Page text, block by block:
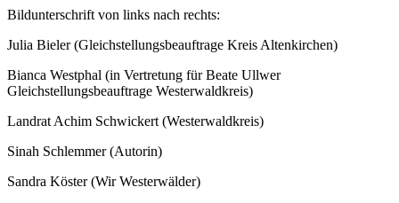
Bildunterschrift von links nach rechts:
Julia Bieler (Gleichstellungsbeauftrage Kreis Altenkirchen)
Bianca Westphal (in Vertretung für Beate Ullwer
Gleichstellungsbeauftrage Westerwaldkreis)
Landrat Achim Schwickert (Westerwaldkreis)
Sinah Schlemmer (Autorin)
Sandra Köster (Wir Westerwälder)